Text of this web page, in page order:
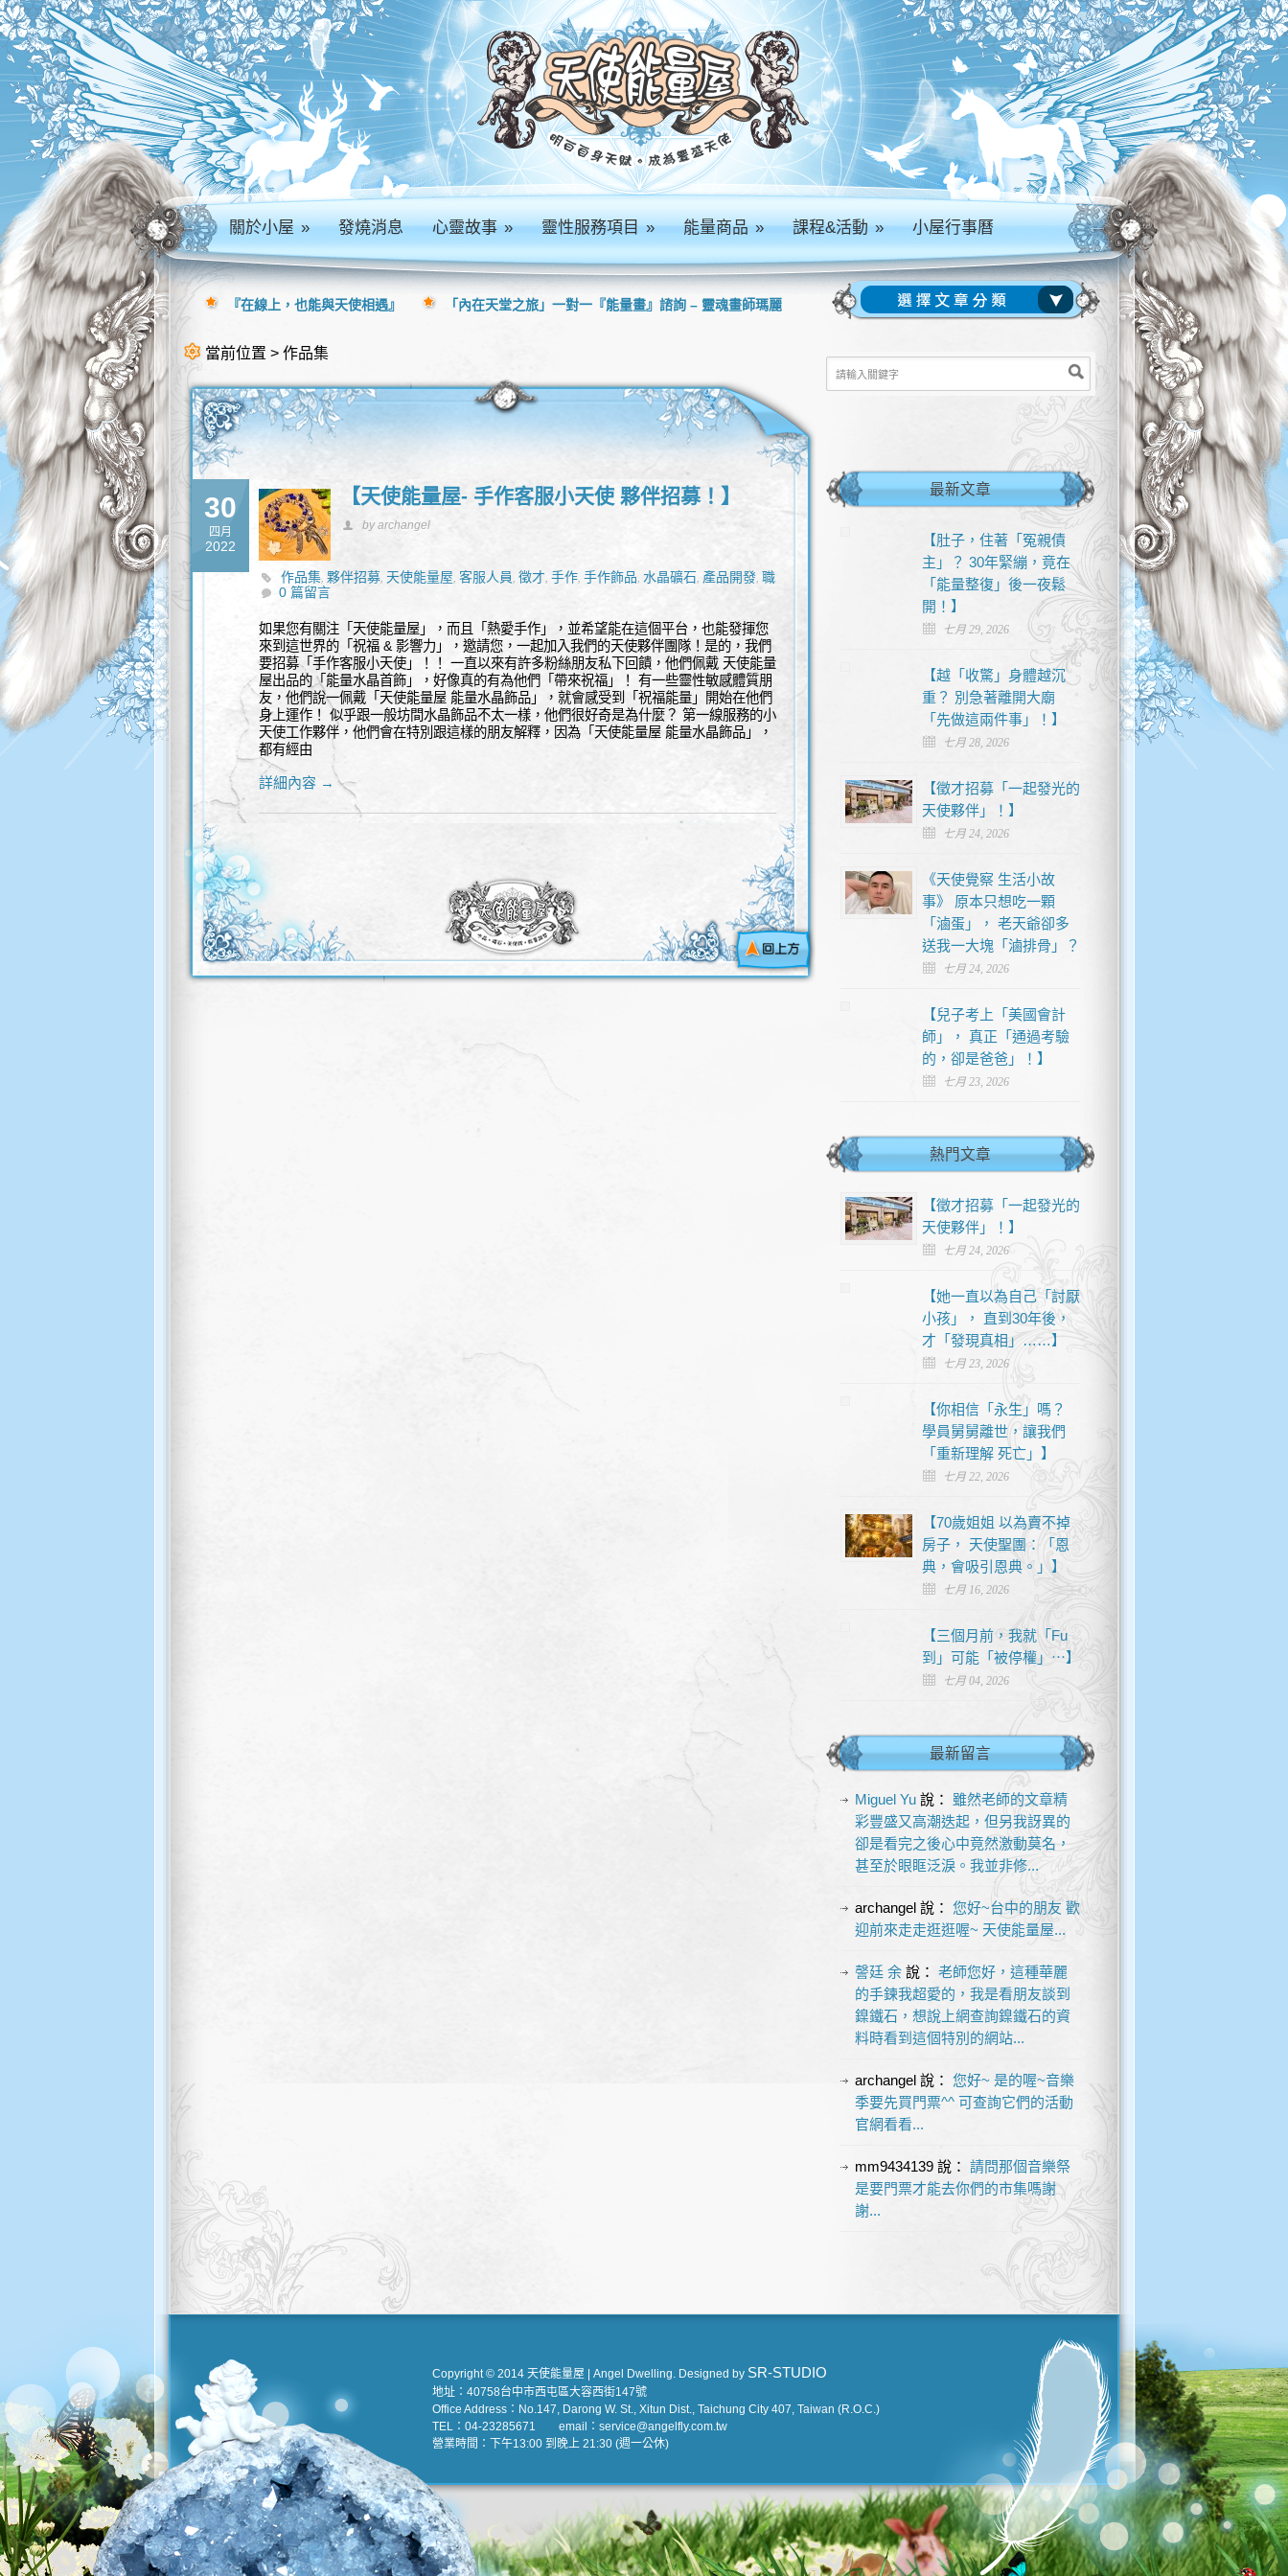
關於小屋» 發燒消息 心靈故事» 靈性服務項目» 能量商品» 課程&活動» 小屋行事曆
當前位置 > 作品集
30
四月
2022
【天使能量屋- 手作客服小天使 夥伴招募！】
by archangel
作品集, 夥伴招募, 天使能量屋, 客服人員, 徵才, 手作, 手作飾品, 水晶礦石, 產品開發, 職人
能量水晶礦石
0 篇留言
如果您有關注「天使能量屋」，而且「熱愛手作」，並希望能在這個平台，也能發揮您
來到這世界的「祝福 & 影響力」，邀請您，一起加入我們的天使夥伴團隊！是的，我們
要招募「手作客服小天使」！！ 一直以來有許多粉絲朋友私下回饋，他們佩戴 天使能量
屋出品的「能量水晶首飾」，好像真的有為他們「帶來祝福」！ 有一些靈性敏感體質朋
友，他們說一佩戴「天使能量屋 能量水晶飾品」，就會感受到「祝福能量」開始在他們
身上運作！ 似乎跟一般坊間水晶飾品不太一樣，他們很好奇是為什麼？ 第一線服務的小
天使工作夥伴，他們會在特別跟這樣的朋友解釋，因為「天使能量屋 能量水晶飾品」，
都有經由
詳細內容 →
最新文章
【肚子，住著「冤親債
主」？ 30年緊繃，竟在
「能量整復」後一夜鬆
開！】
七月 29, 2026
【越「收驚」身體越沉
重？ 別急著離開大廟
「先做這兩件事」！】
七月 28, 2026
【徵才招募「一起發光的
天使夥伴」！】
七月 24, 2026
《天使覺察 生活小故
事》 原本只想吃一顆
「滷蛋」， 老天爺卻多
送我一大塊「滷排骨」？
七月 24, 2026
【兒子考上「美國會計
師」， 真正「通過考驗
的，卻是爸爸」！】
七月 23, 2026
熱門文章
【徵才招募「一起發光的
天使夥伴」！】
七月 24, 2026
【她一直以為自己「討厭
小孩」， 直到30年後，
才「發現真相」……】
七月 23, 2026
【你相信「永生」嗎？
學員舅舅離世，讓我們
「重新理解 死亡」】
七月 22, 2026
【70歲姐姐 以為賣不掉
房子， 天使聖團：「恩
典，會吸引恩典。」】
七月 16, 2026
【三個月前，我就「Fu
到」可能「被停權」⋯】
七月 04, 2026
最新留言
Miguel Yu說： 雖然老師的文章精
彩豐盛又高潮迭起，但另我訝異的
卻是看完之後心中竟然激動莫名，
甚至於眼眶泛淚。我並非修...
archangel說： 您好~台中的朋友 歡
迎前來走走逛逛喔~ 天使能量屋...
謦廷 余說： 老師您好，這種華麗
的手鍊我超愛的，我是看朋友談到
鎳鐵石，想說上網查詢鎳鐵石的資
料時看到這個特別的網站...
archangel說： 您好~ 是的喔~音樂
季要先買門票^^ 可查詢它們的活動
官網看看...
mm9434139說： 請問那個音樂祭
是要門票才能去你們的市集嗎謝
謝...
『在線上，也能與天使相遇』 「內在天堂之旅」一對一『能量畫』諮詢 – 靈魂畫師瑪麗
Copyright © 2014 天使能量屋 | Angel Dwelling. Designed by SR-STUDIO
地址：40758台中市西屯區大容西街147號
Office Address：No.147, Darong W. St., Xitun Dist., Taichung City 407, Taiwan (R.O.C.)
TEL：04-23285671 email：service@angelfly.com.tw
營業時間：下午13:00 到晚上 21:30 (週一公休)